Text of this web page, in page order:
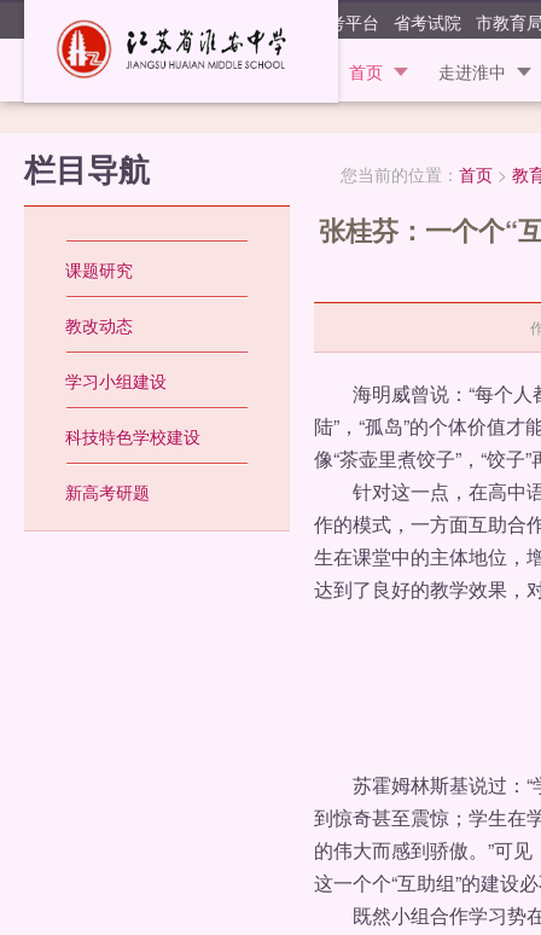
江苏省淮
首页 走进淮中
阳光高考平台 省考试院 市教育
栏目导航 您当前的位置： 首页> 教
课题研究
教改动态
学习小组建设
科技特色学校建设
新高考研题
张桂芬：一个个“
海明威曾说：“每个人
陆”，“孤岛”的个体价值
像“茶壶里煮饺子”，“饺
针对这一点，在高中语
作的模式，一方面互助合
生在课堂中的主体地位，
达到了良好的教学效果，
苏霍姆林斯基说过：“
到惊奇甚至震惊；学生在
的伟大而感到骄傲。”可
这一个个“互助组”的建设
既然小组合作学习势在